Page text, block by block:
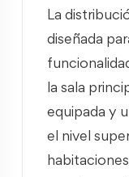
La
diseñada
la sala
equipada y
el nivel